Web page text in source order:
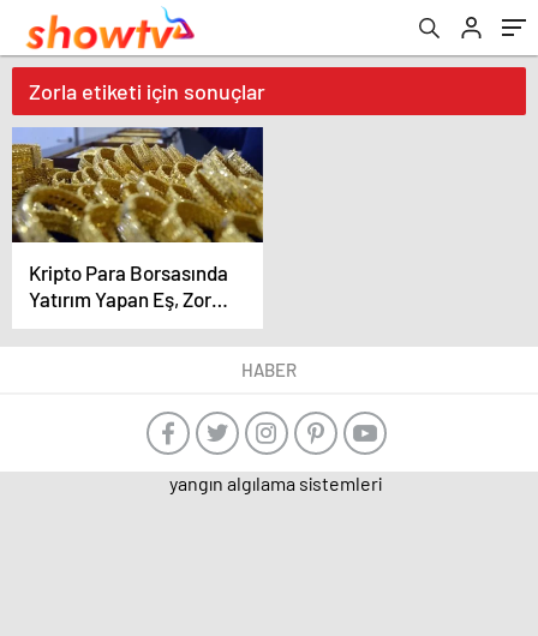
Zorla etiketi için sonuçlar
Kripto Para Borsasında
Yatırım Yapan Eş, Zorla
Alınan Bilezikler
Nedeniyle Boşandı
HABER
yangın algılama sistemleri